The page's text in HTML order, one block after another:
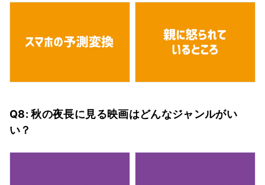
Q8: 秋の夜長に見る映画はどんなジャンルがい
い？